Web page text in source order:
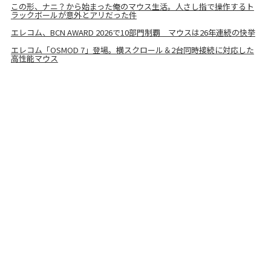
この形、ナニ？から始まった俺のマウス生活。人さし指で操作するト
ラックボールが意外とアリだった件
エレコム、BCN AWARD 2026で10部門制覇 マウスは26年連続の快挙
エレコム「OSMOD 7」登場。横スクロール＆2台同時接続に対応した
高性能マウス